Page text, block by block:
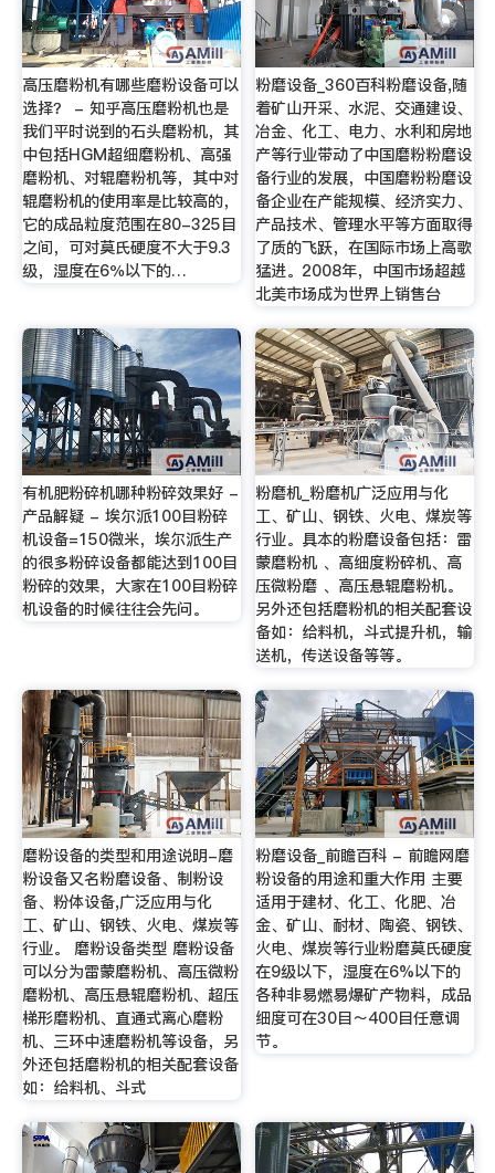
高压磨粉机有哪些磨粉设备可以
选择？ - 知乎高压磨粉机也是
我们平时说到的石头磨粉机，其
中包括HGM超细磨粉机、高强
磨粉机、对辊磨粉机等，其中对
辊磨粉机的使用率是比较高的，
它的成品粒度范围在80-325目
之间，可对莫氏硬度不大于9.3
级，湿度在6％以下的…
粉磨设备_360百科粉磨设备,随
着矿山开采、水泥、交通建设、
冶金、化工、电力、水利和房地
产等行业带动了中国磨粉粉磨设
备行业的发展，中国磨粉粉磨设
备企业在产能规模、经济实力、
产品技术、管理水平等方面取得
了质的飞跃，在国际市场上高歌
猛进。2008年，中国市场超越
北美市场成为世界上销售台
有机肥粉碎机哪种粉碎效果好 -
产品解疑 - 埃尔派100目粉碎
机设备=150微米，埃尔派生产
的很多粉碎设备都能达到100目
粉碎的效果，大家在100目粉碎
机设备的时候往往会先问。
粉磨机_粉磨机广泛应用与化
工、矿山、钢铁、火电、煤炭等
行业。具本的粉磨设备包括：雷
蒙磨粉机 、高细度粉碎机、高
压微粉磨 、高压悬辊磨粉机。
另外还包括磨粉机的相关配套设
备如：给料机，斗式提升机，输
送机，传送设备等等。
磨粉设备的类型和用途说明-磨
粉设备又名粉磨设备、制粉设
备、粉体设备,广泛应用与化
工、矿山、钢铁、火电、煤炭等
行业。 磨粉设备类型 磨粉设备
可以分为雷蒙磨粉机、高压微粉
磨粉机、高压悬辊磨粉机、超压
梯形磨粉机、直通式离心磨粉
机、三环中速磨粉机等设备，另
外还包括磨粉机的相关配套设备
如：给料机、斗式
粉磨设备_前瞻百科 - 前瞻网磨
粉设备的用途和重大作用 主要
适用于建材、化工、化肥、冶
金、矿山、耐材、陶瓷、钢铁、
火电、煤炭等行业粉磨莫氏硬度
在9级以下，湿度在6%以下的
各种非易燃易爆矿产物料，成品
细度可在30目～400目任意调
节。